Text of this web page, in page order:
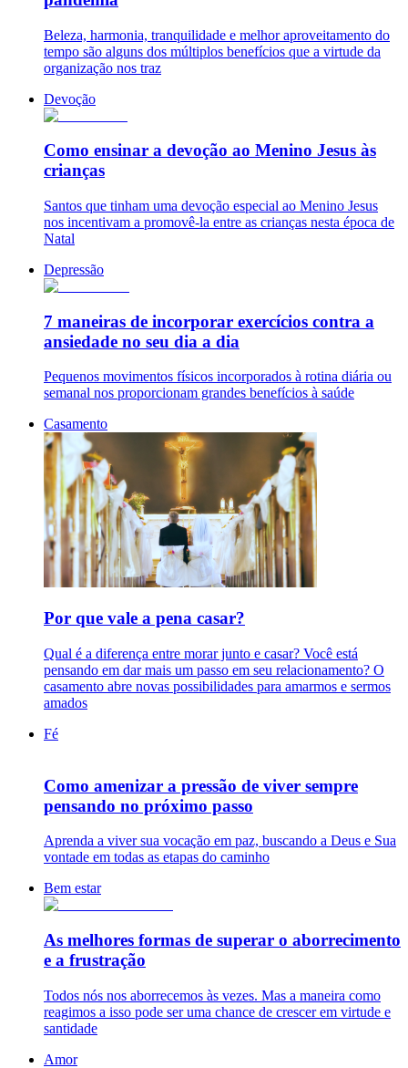
Beleza, harmonia, tranquilidade e melhor aproveitamento do
tempo são alguns dos múltiplos benefícios que a virtude da
organização nos traz
Devoção
Como ensinar a devoção ao Menino Jesus às
crianças
Santos que tinham uma devoção especial ao Menino Jesus
nos incentivam a promovê-la entre as crianças nesta época de
Natal
Depressão
7 maneiras de incorporar exercícios contra a
ansiedade no seu dia a dia
Pequenos movimentos físicos incorporados à rotina diária ou
semanal nos proporcionam grandes benefícios à saúde
Casamento
Por que vale a pena casar?
Qual é a diferença entre morar junto e casar? Você está
pensando em dar mais um passo em seu relacionamento? O
casamento abre novas possibilidades para amarmos e sermos
amados
Fé
Como amenizar a pressão de viver sempre
pensando no próximo passo
Aprenda a viver sua vocação em paz, buscando a Deus e Sua
vontade em todas as etapas do caminho
Bem estar
As melhores formas de superar o aborrecimento
e a frustração
Todos nós nos aborrecemos às vezes. Mas a maneira como
reagimos a isso pode ser uma chance de crescer em virtude e
santidade
Amor